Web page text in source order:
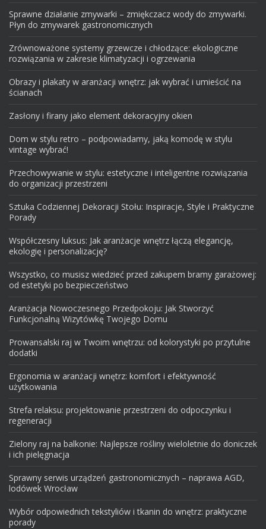
Sprawne działanie zmywarki – zmiękczacz wody do zmywarki.
Płyn do zmywarek gastronomicznych
Zrównoważone systemy grzewcze i chłodzące: ekologiczne
rozwiązania w zakresie klimatyzacji i ogrzewania
Obrazy i plakaty w aranżacji wnętrz: jak wybrać i umieścić na
ścianach
Zasłony i firany jako element dekoracyjny okien
Dom w stylu retro – podpowiadamy, jaką komodę w stylu
vintage wybrać!
Przechowywanie w stylu: estetyczne i inteligentne rozwiązania
do organizacji przestrzeni
Sztuka Codziennej Dekoracji Stołu: Inspiracje, Style i Praktyczne
Porady
Współczesny luksus: Jak aranżacje wnętrz łączą elegancję,
ekologię i personalizację?
Wszystko, co musisz wiedzieć przed zakupem bramy garażowej:
od estetyki po bezpieczeństwo
Aranżacja Nowoczesnego Przedpokoju: Jak Stworzyć
Funkcjonalną Wizytówkę Twojego Domu
Prowansalski raj w Twoim wnętrzu: od kolorystyki po przytulne
dodatki
Ergonomia w aranżacji wnętrz: komfort i efektywność
użytkowania
Strefa relaksu: projektowanie przestrzeni do odpoczynku i
regeneracji
Zielony raj na balkonie: Najlepsze rośliny wieloletnie do doniczek
i ich pielęgnacja
Sprawny serwis urządzeń gastronomicznych – naprawa AGD,
lodówek Wrocław
Wybór odpowiednich tekstyliów i tkanin do wnętrz: praktyczne
porady